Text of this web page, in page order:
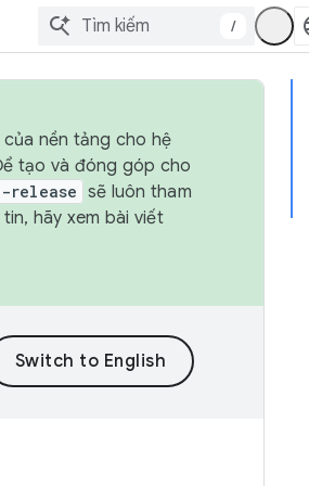
/
nền tảng cho hệ
tạo và đóng góp cho
release sẽ luôn tham
hãy xem bài viết